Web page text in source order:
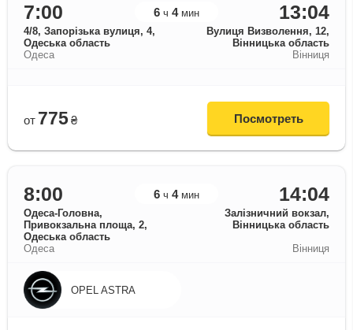
7:00 6 ч 4 мин 13:04
4/8, Запорізька вулиця, 4,
Одеська область
Вулиця Визволення, 12,
Вінницька область
Одеса
Вінниця
от 775 ₴ Посмотреть
8:00 6 ч 4 мин 14:04
Одеса-Головна,
Привокзальна площа, 2,
Одеська область
Залізничний вокзал,
Вінницька область
Одеса
Вінниця
OPEL ASTRA